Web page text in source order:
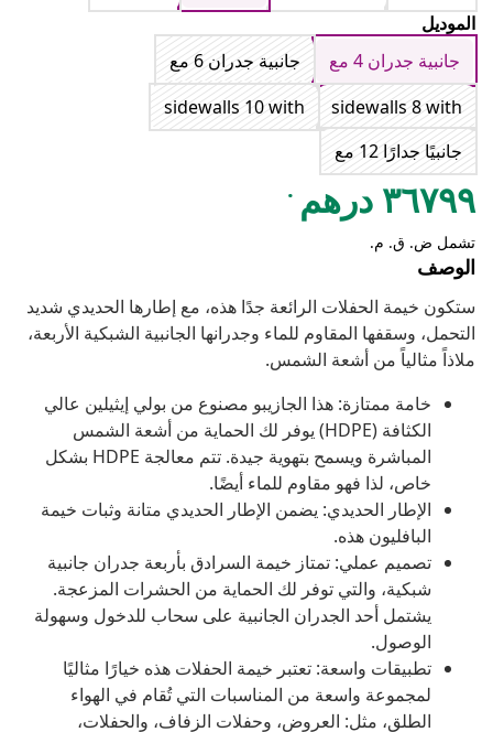
الموديل
جانبية جدران 4 مع
جانبية جدران 6 مع
sidewalls 8 with
sidewalls 10 with
جانبيًا جدارًا 12 مع
٣٦٧٩٩ درهم .
تشمل ض. ق. م.
الوصف
ستكون خيمة الحفلات الرائعة جدًا هذه، مع إطارها الحديدي شديد
التحمل، وسقفها المقاوم للماء وجدرانها الجانبية الشبكية الأربعة،
ملاذاً مثالياً من أشعة الشمس.
خامة ممتازة: هذا الجازيبو مصنوع من بولي إيثيلين عالي
الكثافة (HDPE) يوفر لك الحماية من أشعة الشمس
المباشرة ويسمح بتهوية جيدة. تتم معالجة HDPE بشكل
خاص، لذا فهو مقاوم للماء أيضًا.
الإطار الحديدي: يضمن الإطار الحديدي متانة وثبات خيمة
البافليون هذه.
تصميم عملي: تمتاز خيمة السرادق بأربعة جدران جانبية
شبكية، والتي توفر لك الحماية من الحشرات المزعجة.
يشتمل أحد الجدران الجانبية على سحاب للدخول وسهولة
الوصول.
تطبيقات واسعة: تعتبر خيمة الحفلات هذه خيارًا مثاليًا
لمجموعة واسعة من المناسبات التي تُقام في الهواء
الطلق، مثل: العروض، وحفلات الزفاف، والحفلات،